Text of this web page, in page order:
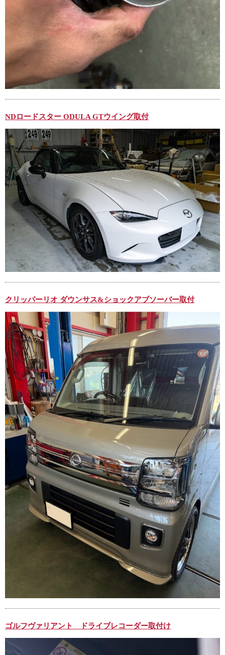
NDロードスター ODULA GTウイング取付
クリッパーリオ ダウンサス&ショックアブソーバー取付
ゴルフヴァリアント ドライブレコーダー取付け